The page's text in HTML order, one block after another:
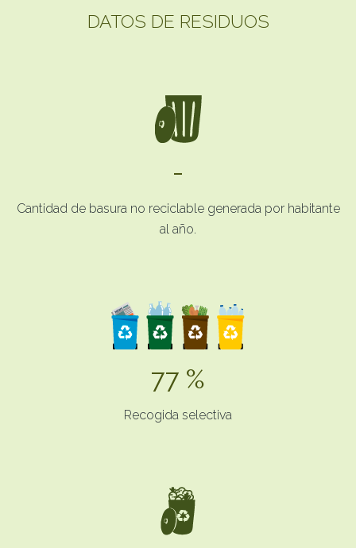
DATOS DE RESIDUOS
-
Cantidad de basura no reciclable generada por habitante
al año.
77 %
Recogida selectiva